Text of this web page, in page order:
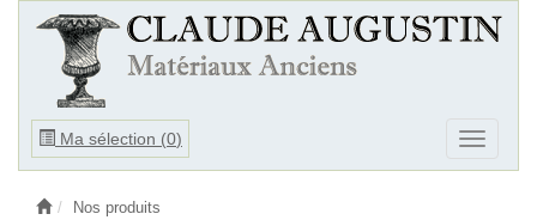
Ma sélection (0)
Ouvrir
Ouvrir
le
Nos produits